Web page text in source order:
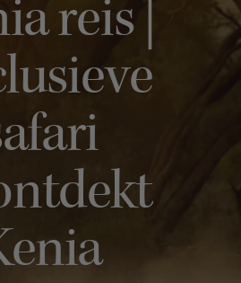
reis |